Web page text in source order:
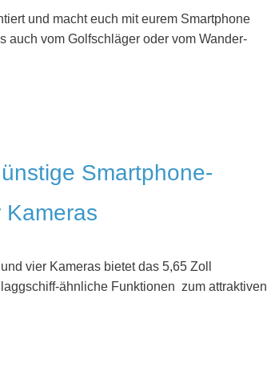
und macht euch mit eurem Smartphone
auch vom Golfschläger oder vom Wander-
Smartphone-
Kameras
vier Kameras bietet das 5,65 Zoll
ähnliche Funktionen zum attraktiven